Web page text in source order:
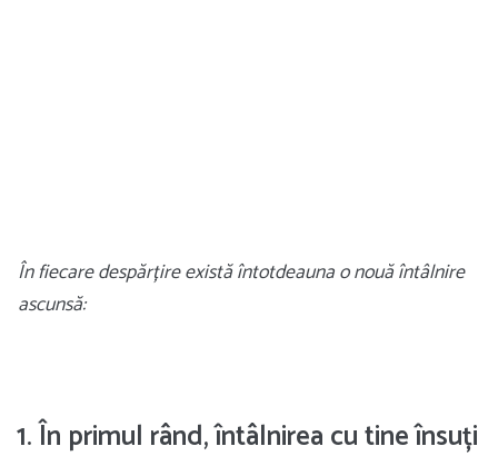
În fiecare despărțire există întotdeauna o nouă întâlnire
ascunsă:
1. În primul rând, întâlnirea cu tine însuți